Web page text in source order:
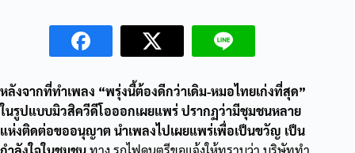
หลังจากที่ทำเพลง “พรุ่งนี้ต้องดีกว่าเดิม-หมอไทยเก่งที่สุด”
ในรูปแบบมิวสิควีดีโอออกเผยแพร่ ปรากฏว่ามีชุมชนหลาย
แห่งติดต่อขออนุญาต นำเพลงไปเผยแพร่เพื่อเป็นขวัญ เป็น